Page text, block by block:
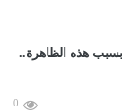
0